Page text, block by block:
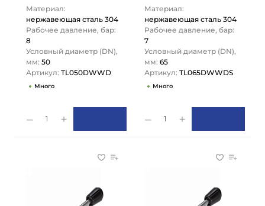
TITAN LOCK
Материал:
нержавеющая сталь 304
Рабочее давление, бар:
8
Условный диаметр (DN),
мм: 50
Артикул: TL050DWWD
Много
1
TL065DWWDS
TITAN…
Материал:
нержавеющая сталь 304
Рабочее давление, бар:
7
Условный диаметр (DN),
мм: 65
Артикул: TL065DWWDS
Много
1